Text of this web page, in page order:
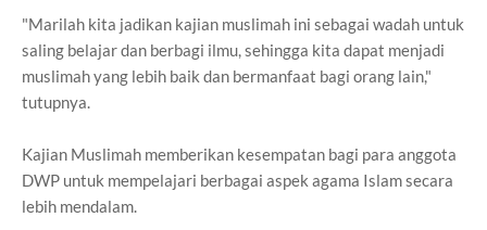
"Marilah kita jadikan kajian muslimah ini sebagai wadah untuk
saling belajar dan berbagi ilmu, sehingga kita dapat menjadi
muslimah yang lebih baik dan bermanfaat bagi orang lain,"
tutupnya.
Kajian Muslimah memberikan kesempatan bagi para anggota
DWP untuk mempelajari berbagai aspek agama Islam secara
lebih mendalam.